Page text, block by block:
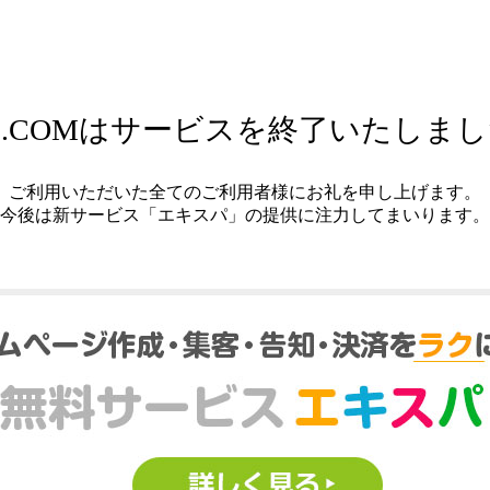
はサービスを終了いたしま
ご利用いただいた全てのご利用者様にお礼を申し上げます。
今後は新サービス「エキスパ」の提供に注力してまいります。